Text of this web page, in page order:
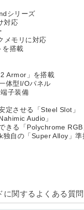
シリーズ
対応
メモリに対応
搭載
Armor」を搭載
体型I/Oパネル
子装備
定させる「Steel Slot」
Audio」
きる「Polychrome RGB
独自の「Super Alloy」準
に関するよくある質